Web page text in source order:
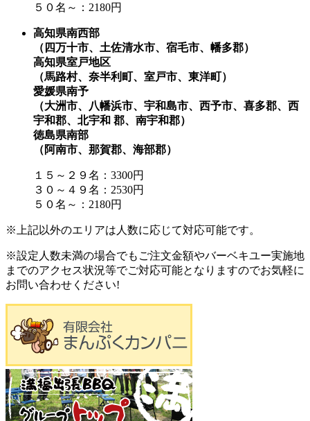
５０名～：2180円
高知県南西部
（四万十市、土佐清水市、宿毛市、幡多郡）
高知県室戸地区
（馬路村、奈半利町、室戸市、東洋町）
愛媛県南予
（大洲市、八幡浜市、宇和島市、西予市、喜多郡、西
宇和郡、北宇和 郡、南宇和郡）
徳島県南部
（阿南市、那賀郡、海部郡）
１５～２９名：3300円
３０～４９名：2530円
５０名～：2180円
※上記以外のエリアは人数に応じて対応可能です。
※設定人数未満の場合でもご注文金額やバーベキユー実施地
までのアクセス状況等でご対応可能となりますのでお気軽に
お問い合わせください!